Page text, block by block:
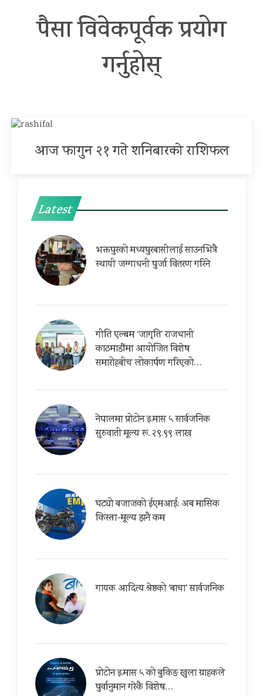
पैसा विवेकपूर्वक प्रयोग
गर्नुहोस्
आज फागुन २१ गते शनिबारको राशिफल
Latest
भक्तपुरको मध्यपुरबासीलाई साउनभित्रै
स्थायी जग्गाधनी पुर्जा वितरण गरिने
गीति एल्बम ‘जागृति’ राजधानी
काठमाडौंमा आयोजित विशेष
समारोहबीच लोकार्पण गरिएको…
नेपालमा प्रोटोन इ.मास ५ सार्वजनिक
सुरुवाती मूल्य रू. २९.९९ लाख
घट्यो बजाजको ईएमआई: अब मासिक
किस्ता-मूल्य झनै कम
गायक आदित्य श्रेष्ठको ‘बाचा’ सार्वजनिक
प्रोटोन इ.मास ५ को बुकिङ खुला ग्राहकले
पुर्वानुमान गरेकै विशेष…